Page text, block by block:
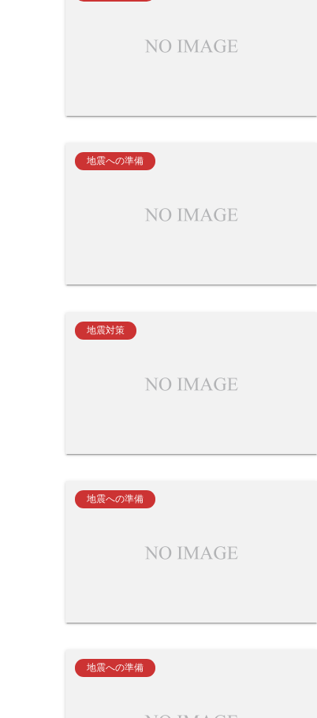
地震への準備
地震対策
地震への準備
地震への準備